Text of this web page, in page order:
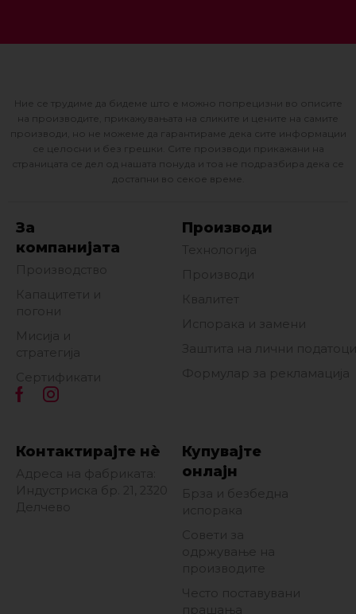
Ние се трудиме да бидеме што е можно попрецизни во описите
на производите, прикажувањата на сликите и цените на самите
производи, но не можеме да гарантираме дека сите информации
се целосни и без грешки. Сите производи прикажани на
страницата се дел од нашата понуда и тоа не подразбира дека се
достапни во секое време.
За
компанијата
Производство
Капацитети и
погони
Мисија и
стратегија
Сертификати
Производи
Технологија
Производи
Квалитет
Испорака и замени
Заштита на лични податоци
Формулар за рекламација
Контактирајте нè
Адреса на фабриката:
Индустриска бр. 21, 2320
Делчево
Купувајте
онлајн
Брза и безбедна
испорака
Совети за
одржување на
производите
Често поставувани
прашања